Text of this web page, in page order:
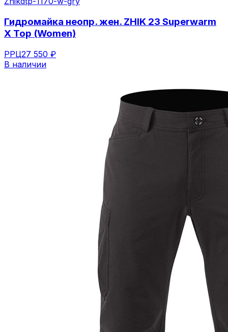
Гидромайка неопр. жен. ZHIK 23 Superwarm
X Top (Women)
РРЦ27 550 ₽
В наличии